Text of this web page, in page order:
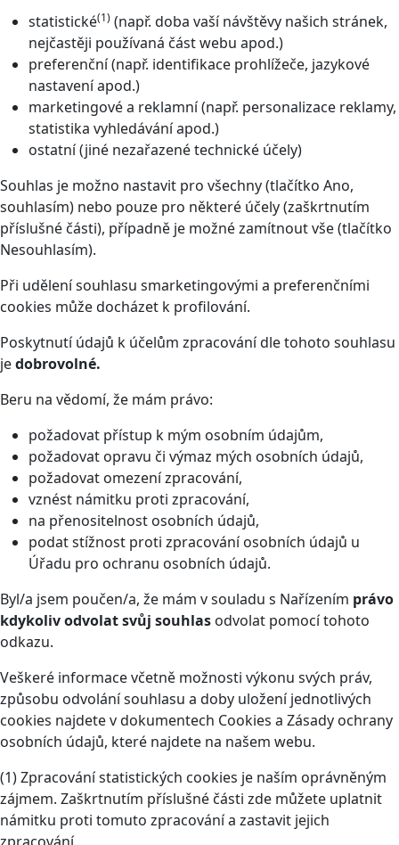
statistické(1) (např. doba vaší návštěvy našich stránek,
nejčastěji používaná část webu apod.)
preferenční (např. identifikace prohlížeče, jazykové
nastavení apod.)
marketingové a reklamní (např. personalizace reklamy,
statistika vyhledávání apod.)
ostatní (jiné nezařazené technické účely)
Souhlas je možno nastavit pro všechny (tlačítko Ano,
souhlasím) nebo pouze pro některé účely (zaškrtnutím
příslušné části), případně je možné zamítnout vše (tlačítko
Nesouhlasím).
Při udělení souhlasu smarketingovými a preferenčními
cookies může docházet k profilování.
Poskytnutí údajů k účelům zpracování dle tohoto souhlasu
jedobrovolné.
Beru na vědomí, že mám právo:
požadovat přístup k mým osobním údajům,
požadovat opravu či výmaz mých osobních údajů,
požadovat omezení zpracování,
vznést námitku proti zpracování,
na přenositelnost osobních údajů,
podat stížnost proti zpracování osobních údajů u
Úřadu pro ochranu osobních údajů.
Byl/a jsem poučen/a, že mám v souladu s Nařízením právo
kdykoliv odvolat svůj souhlas odvolat pomocí tohoto
odkazu.
Veškeré informace včetně možnosti výkonu svých práv,
způsobu odvolání souhlasu a doby uložení jednotlivých
cookies najdete v dokumentech Cookies a Zásady ochrany
osobních údajů, které najdete na našem webu.
(1) Zpracování statistických cookies je naším oprávněným
zájmem. Zaškrtnutím příslušné části zde můžete uplatnit
námitku proti tomuto zpracování a zastavit jejich